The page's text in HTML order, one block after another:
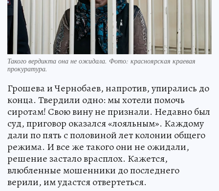
Такого вердикта она не ожидала. Фото: красноярская краевая
прокуратура.
Грошева и Чернобаев, напротив, упирались до
конца. Твердили одно: мы хотели помочь
сиротам! Свою вину не признали. Недавно был
суд, приговор оказался «лояльным». Каждому
дали по пять с половиной лет колонии общего
режима. И все же такого они не ожидали,
решение застало врасплох. Кажется,
влюбленные мошенники до последнего
верили, им удастся отвертеться.